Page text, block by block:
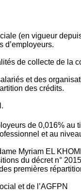
(en vigueur
d’employeurs.
de collecte de la
et des
des crédits.
de 0,016%
et au
Myriam EL
du décret n°
premières
et de l’AGFPN